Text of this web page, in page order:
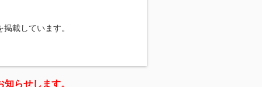
載しています。
らせします。